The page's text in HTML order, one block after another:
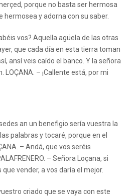
porque no basta ser hermosa
hermosea y adorna con su saber.
vos? Aquella agüela de las otras
que cada día en esta tierra toman
ansí veis caído el banco. Y la señora
LOÇANA. – ¡Callente está, por mi
an un benefigio sería vuestra la
palabras y tocaré, porque en el
– Andá, que vos seréis
– Señora Loçana, si
vender, a vos daría el mejor.
criado que se vaya con este